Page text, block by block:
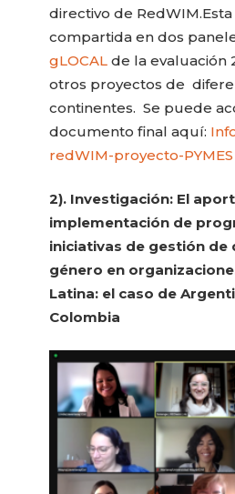
directivo de
compartida en dos
gLOCAL de la evaluación
otros proyectos de
continentes. Se puede
documento final aquí:
redWIM-proyecto-
2). Investigación: El
implementación de
iniciativas de gestión de
género en
Latina: el caso de
Colombia